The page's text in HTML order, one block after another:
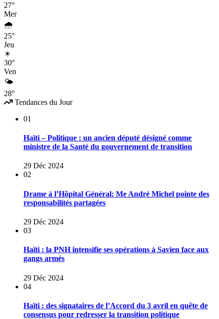
27°
Mer
🌧
25°
Jeu
☀
30°
Ven
🌤
28°
Tendances du Jour
01
Haïti – Politique : un ancien député désigné comme
ministre de la Santé du gouvernement de transition
29 Déc 2024
02
Drame à l’Hôpital Général: Me André Michel pointe des
responsabilités partagées
29 Déc 2024
03
Haïti : la PNH intensifie ses opérations à Savien face aux
gangs armés
29 Déc 2024
04
Haïti : des signataires de l’Accord du 3 avril en quête de
consensus pour redresser la transition politique